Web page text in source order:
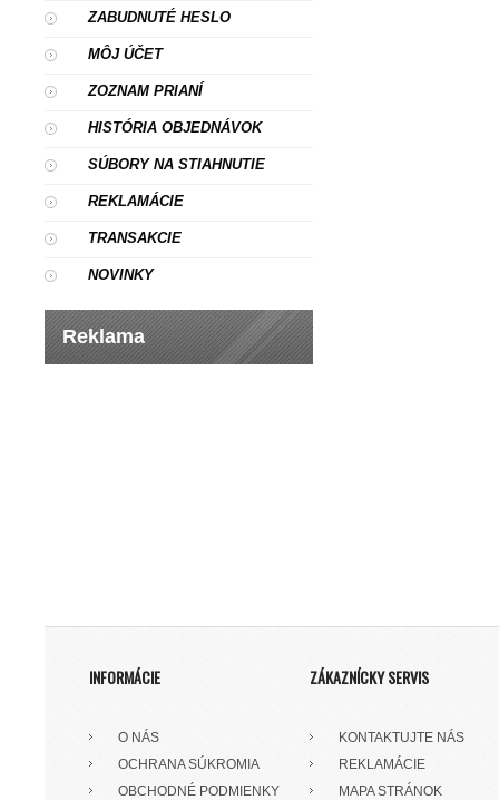
ZABUDNUTÉ HESLO
MÔJ ÚČET
ZOZNAM PRIANÍ
HISTÓRIA OBJEDNÁVOK
SÚBORY NA STIAHNUTIE
REKLAMÁCIE
TRANSAKCIE
NOVINKY
Reklama
INFORMÁCIE
O NÁS
OCHRANA SÚKROMIA
OBCHODNÉ PODMIENKY
ZÁKAZNÍCKY SERVIS
KONTAKTUJTE NÁS
REKLAMÁCIE
MAPA STRÁNOK